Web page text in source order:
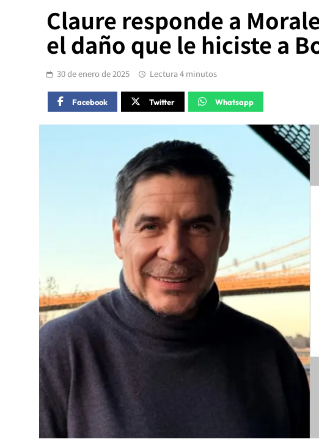
Claure responde a
el daño que le hiciste a
30 de enero de 2025 Lectura 4 minutos
Facebook Twitter Whatsapp